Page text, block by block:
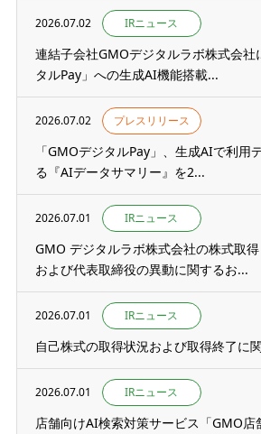
2026.07.02 IRニュース
連結子会社GMOデジタルラボ株式会社
タルPay」への生成AI機能搭載...
2026.07.02 プレスリリース
「GMOデジタルPay」、生成AIで利用
る『AIデータサマリー』を2...
2026.07.01 IRニュース
GMO デジタルラボ株式会社の株式取
および代表取締役の異動に関するお...
2026.07.01 IRニュース
自己株式の取得状況および取得終了に
2026.07.01 IRニュース
店舗向けAI検索対策サービス「GMO